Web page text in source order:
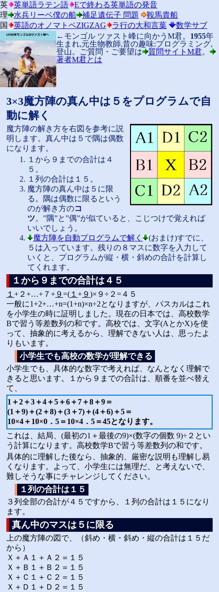
3×3魔方陣の真ん中は５をプログラムで自
動に解く
魔方陣の解き方を右図を参考に説
明します。真ん中は５で隅は偶数
になります。
１から９までの合計は４
５。
１列の合計は１５。
魔方陣の真ん中は５に限
る。隅は偶数に限るという
のが解き方のコ
ツ。”隅”と”偶”が似ていると、こじつけで覚えれば
いいでしょう。
魔方陣を自動プログラムで解く
(おまけ)すでに、
５は入っています。残りの８マスに数字を入力して
いくと、プログラムが縦・横・斜めの合計を計算し
てくれます。
１から９までの合計は４５
１ +２+…+７+ ９ =( １ + ９ )×９÷２=４５
一般に1+2+…+n=(1+n)×n÷2となりますが、パスカルはこれ
を小学生の時に証明しました。現在の日本では、高校数学
Bで習う等差数列の和です。高校では、文字(AとかX)を使
って、抽象的に考えるから、理解できない人は、思ったよ
りもいます。
小学生でも高校の数学が理解できる
小学生でも、具体的な数字で考えれば、なんとなく理解で
きると思います。１から９までの合計は、順番を並べ替え
て、
1＋2＋3＋4＋5＋6＋7＋8＋9＝
(1＋9)＋(2＋8)＋(3＋7)＋(4＋6)＋5＝
10×4＋10×0．5＝10×4．5＝45となります。
これは、結局、(最初の1＋最後の9)×(数字の個数 9)÷２とい
う計算になります。高校数学Bで習う等差数列の和です。
具体的に理解した後なら、抽象的、厳密な説明も理解し易
くなります。よって、小学生には無理だ、と考えないで、
難しそうな事にチャレンジしてください。
１列の合計は１５
３列全部の合計が４５ですから、１列の合計は１５になり
ます。
真ん中のマスは５に限る
上の魔方陣の図で、（斜め・横・斜め・縦の合計は１５だ
から）
Ｘ＋Ａ１＋Ａ２＝１５
Ｘ＋Ｂ１＋Ｂ２＝１５
Ｘ＋Ｃ１＋Ｃ２＝１５
Ｘ＋Ｄ１＋Ｄ２＝１５
英 英単語ラテン語
Eで終わる英単語の発音
理
水兵リーベ僕の船 補足遺伝子 問題
鞍馬貴船
国
英語のオノマトペZIGZAG ラ行の大和言葉
数学サブ
←モンゴル ツァスト峰に向かうM君。 1955年
生まれ,元生物教師,昔の趣味:プログラミング,
登山。ご質問・ご要望は
質問サイトM君。
著者M君とは